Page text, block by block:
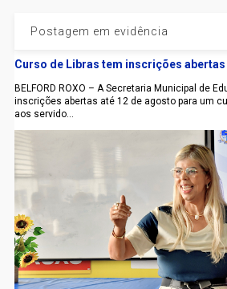
Postagem em evidência
Curso de Libras tem inscrições
BELFORD ROXO – A Secretaria Municipal de
inscrições abertas até 12 de agosto para um
aos servido...